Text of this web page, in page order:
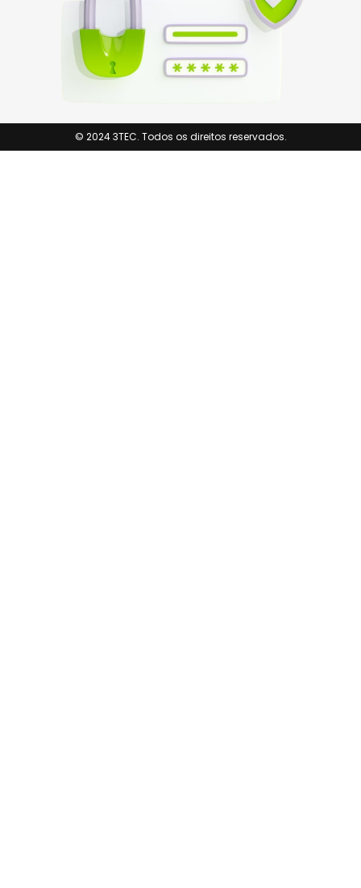
© 2024 3TEC. Todos os direitos reservados.